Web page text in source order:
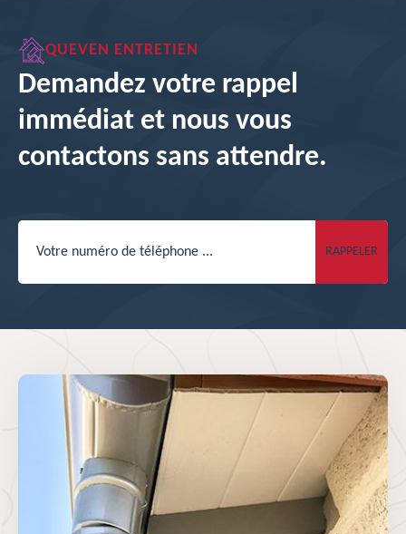
vos gouttières avec précision et soin. En suivant
ces recommandations, vous garantissez une
protection optimale de votre maison Queven
entretien.
QUEVEN ENTRETIEN
Demandez votre rappel
immédiat et nous vous
contactons sans attendre.